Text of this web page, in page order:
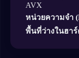
AVX
หน่วยความจำ
พื้นที่ว่างในฮา